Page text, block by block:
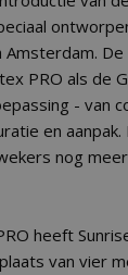
PRO als de
- van
en
nog
heeft
van vier